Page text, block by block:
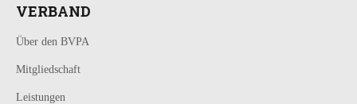
VERBAND
Über den BVPA
Mitgliedschaft
Leistungen